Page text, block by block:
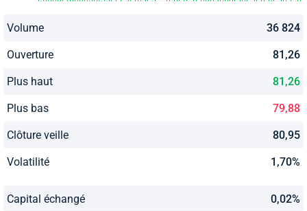
Volume 36 824
Ouverture 81,26
Plus haut 81,26
Plus bas 79,88
Clôture veille 80,95
Volatilité 1,70%
Capital échangé 0,02%